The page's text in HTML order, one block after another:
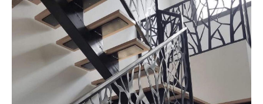
Llamar por teléfono
Contactar por Whatsapp